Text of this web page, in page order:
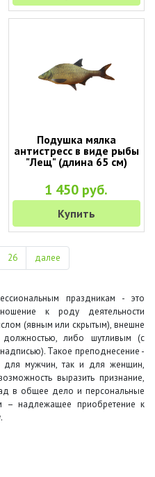
Подушка мялка
антистресс в виде рыбы
"Лещ" (длина 65 см)
1 450 руб.
Купить
26 далее
праздникам - это
к роду деятельности
(явным или скрытым), внешне
либо шутливым (с
Такое преподнесение -
для мужчин, так и для женщин,
выразить признание,
в общее дело и персональные
– надлежащее приобретение к